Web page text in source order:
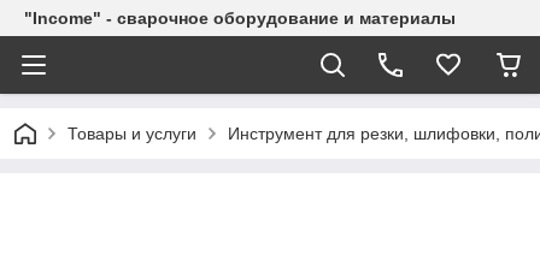
"Income" - сварочное оборудование и материалы
Товары и услуги Инструмент для резки, шлифовки,